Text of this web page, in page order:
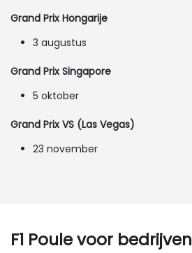
Grand Prix Hongarije
3 augustus
Grand Prix Singapore
5 oktober
Grand Prix VS (Las Vegas)
23 november
F1 Poule voor bedrijven